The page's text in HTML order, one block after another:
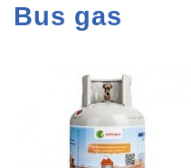
Bus gas